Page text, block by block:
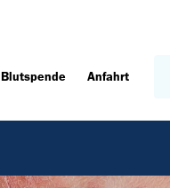
Blutspende Anfahrt